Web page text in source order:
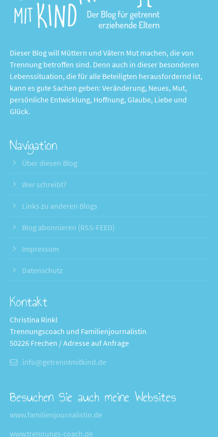
Dieser Blog will Müttern und Vätern Mut machen, die von
Trennung betroffen sind. Denn auch in dieser besonderen
Lebenssituation, die für alle Beteiligten herausfordernd ist,
kann es gute Sachen geben: Veränderung, Neues, Mut,
persönliche Entwicklung, Hoffnung, Glaube, Liebe und
Glück.
Navigation
Über diesen Blog
Wer schreibt?
Links zu anderen Blogs
Blog abonnieren (RSS-FEED)
Impressum
Datenschutz
Kontakt
Christina Rinkl
Trennungscoach und Familienjournalistin
50226 Frechen / Adresse auf Anfrage
info@getrenntmitkind.de
Besuchen Sie auch meine Websites
www.familienjournalistin.de
www.trennungs-coach.de